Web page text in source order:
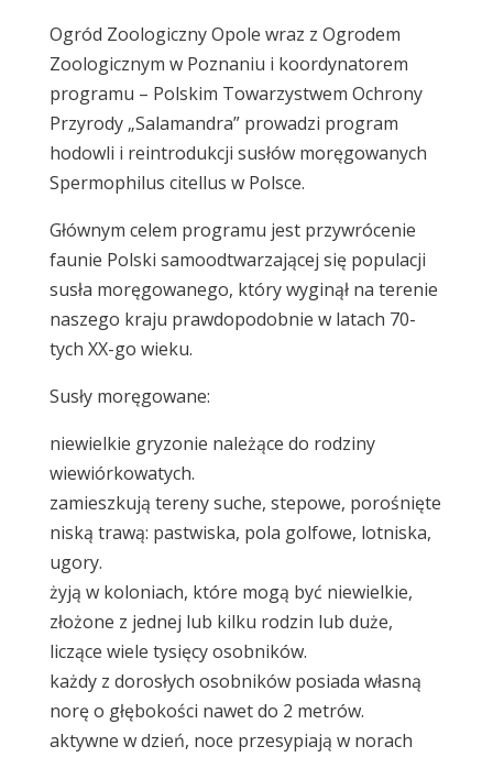
Ogród Zoologiczny Opole wraz z Ogrodem
Zoologicznym w Poznaniu i koordynatorem
programu – Polskim Towarzystwem Ochrony
Przyrody „Salamandra” prowadzi program
hodowli i reintrodukcji susłów moręgowanych
Spermophilus citellus w Polsce.
Głównym celem programu jest przywrócenie
faunie Polski samoodtwarzającej się populacji
susła moręgowanego, który wyginął na terenie
naszego kraju prawdopodobnie w latach 70-
tych XX-go wieku.
Susły moręgowane:
niewielkie gryzonie należące do rodziny
wiewiórkowatych.
zamieszkują tereny suche, stepowe, porośnięte
niską trawą: pastwiska, pola golfowe, lotniska,
ugory.
żyją w koloniach, które mogą być niewielkie,
złożone z jednej lub kilku rodzin lub duże,
liczące wiele tysięcy osobników.
każdy z dorosłych osobników posiada własną
norę o głębokości nawet do 2 metrów.
aktywne w dzień, noce przesypiają w norach